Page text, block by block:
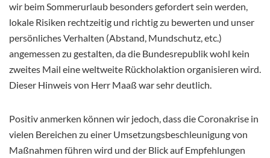
wir beim Sommerurlaub besonders gefordert sein werden,
lokale Risiken rechtzeitig und richtig zu bewerten und unser
persönliches Verhalten (Abstand, Mundschutz, etc.)
angemessen zu gestalten, da die Bundesrepublik wohl kein
zweites Mail eine weltweite Rückholaktion organisieren wird.
Dieser Hinweis von Herr Maaß war sehr deutlich.
Positiv anmerken können wir jedoch, dass die Coronakrise in
vielen Bereichen zu einer Umsetzungsbeschleunigung von
Maßnahmen führen wird und der Blick auf Empfehlungen